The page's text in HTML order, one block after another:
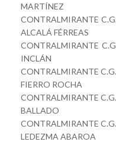
MARTÍNEZ
ALCALÁ FÉRREAS
INCLÁN
CONTRALMIRANTE
FIERRO ROCHA
CONTRALMIRANTE
BALLADO
CONTRALMIRANTE
LEDEZMA ABAROA